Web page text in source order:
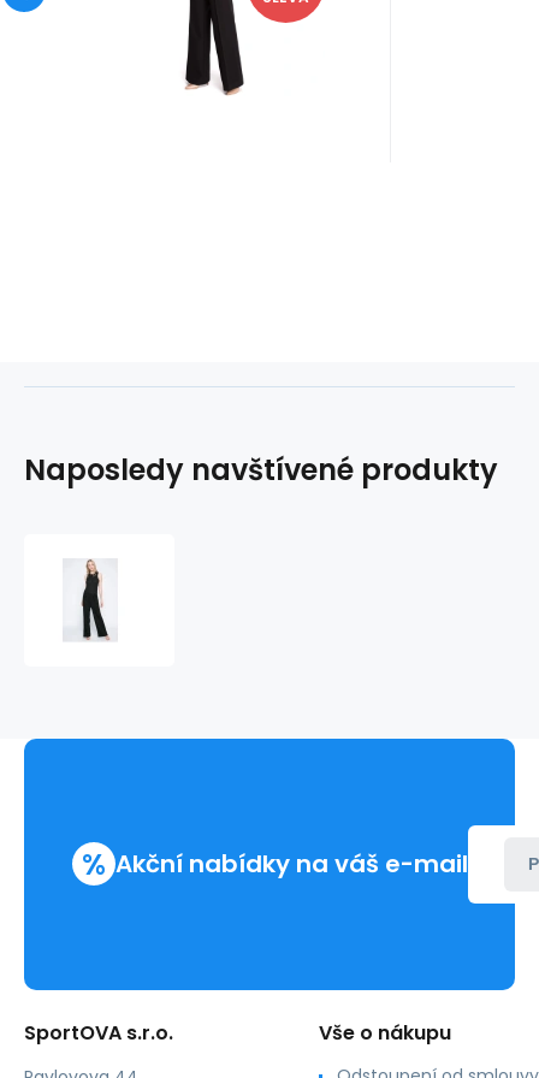
romanticky nabíraným
živůtkem, vypas
Naposledy navštívené produkty
% Akční nabídky na váš e-mail
SportOVA s.r.o. Vše o nákupu